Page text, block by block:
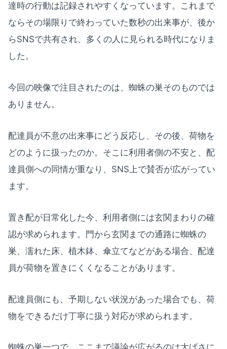
達時の行動は記録されやすくなっています。これまで
ならその場限りで終わっていた数秒の出来事が、後か
らSNSで共有され、多くの人に見られる時代になりま
した。
今回の映像で注目されたのは、蜘蛛の巣そのものでは
ありません。
配達員が不意の出来事にどう反応し、その後、荷物を
どのように扱ったのか。そこに利用者側の不安と、配
達員側への同情が重なり、SNS上で賛否が広がってい
ます。
置き配が日常化した今、利用者側には玄関まわりの確
認が求められます。門から玄関までの通路に蜘蛛の
巣、濡れた床、植木鉢、傘立てなどがある場合、配達
員が荷物を置きにくくなることがあります。
配達員側にも、予期しない状況があった場合でも、荷
物をできるだけ丁寧に扱う対応が求められます。